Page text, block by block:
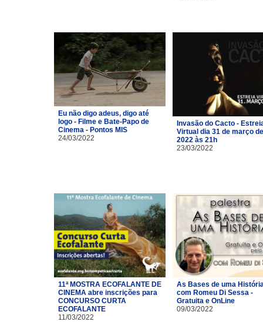
Eu não digo adeus, digo até
logo - Filme e Bate-Papo de
Cinema - Pontos MIS
24/03/2022
Invasão do Cacto -
Virtual dia 31 de março de
2022 às 21h
23/03/2022
11ª MOSTRA ECOFALANTE DE
CINEMA abre inscrições para
CONCURSO CURTA
ECOFALANTE
11/03/2022
As Bases de uma
com Romeu Di Sessa -
Gratuita e OnLine
09/03/2022